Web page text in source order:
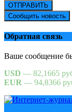
ОТПРАВИТЬ
Сообщить новость
Обратная связь
Ваше сообщение
USD — 82,1665
EUR — 94,8366